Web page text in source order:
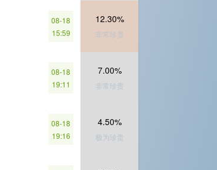
08-18
15:59
12.30%
非常珍贵
08-18
19:11
7.00%
非常珍贵
08-18
19:16
4.50%
极为珍贵